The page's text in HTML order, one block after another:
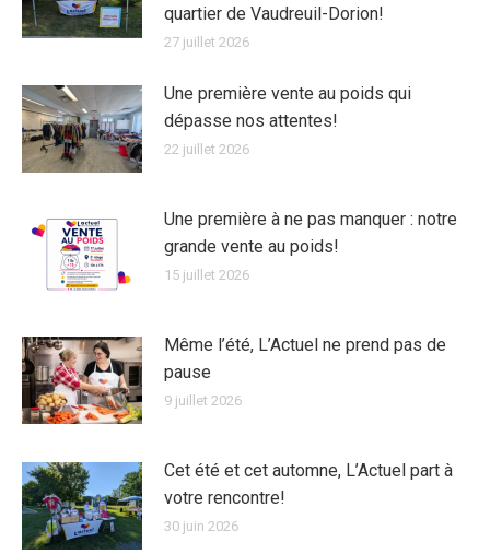
quartier de Vaudreuil-Dorion!
27 juillet 2026
Une première vente au poids qui
dépasse nos attentes!
22 juillet 2026
Une première à ne pas manquer : notre
grande vente au poids!
15 juillet 2026
Même l’été, L’Actuel ne prend pas de
pause
9 juillet 2026
Cet été et cet automne, L’Actuel part à
votre rencontre!
30 juin 2026